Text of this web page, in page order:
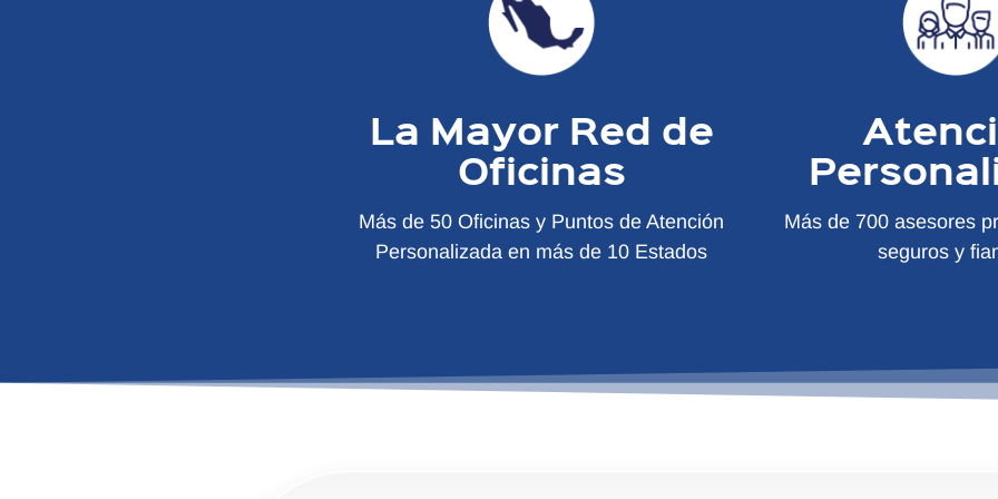
La Mayor Red de
Oficinas
Más de 50 Oficinas y Puntos de Atención
Personalizada en más de 10 Estados
Más de 700 asesores
seguros y